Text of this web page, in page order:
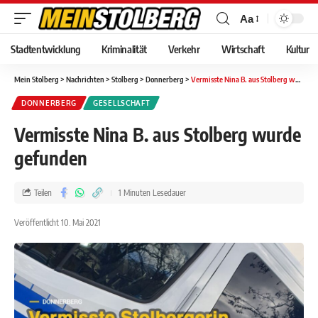
Aa
Stadtentwicklung Kriminalität Verkehr Wirtschaft Kultur
Mein Stolberg > Nachrichten > Stolberg > Donnerberg > Vermisste Nina B. aus Stolberg wurde gefunden
DONNERBERG GESELLSCHAFT
Vermisste Nina B. aus Stolberg wurde
gefunden
Veröffentlicht 10. Mai 2021
Teilen 1 Minuten Lesedauer